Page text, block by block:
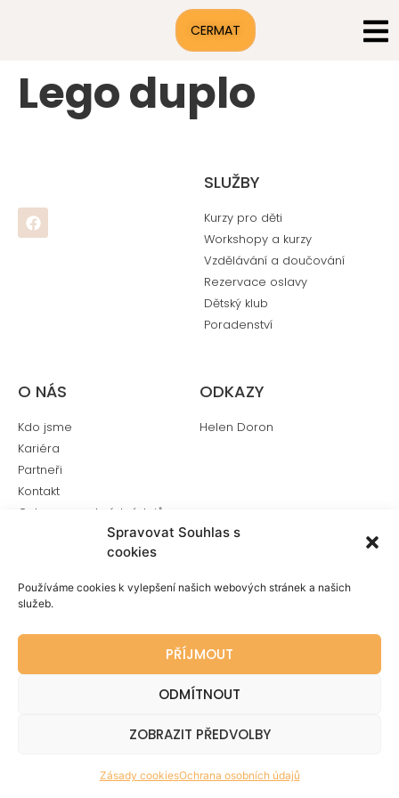
Spravovat Souhlas s
cookies
Používáme cookies k vylepšení našich webových stránek a našich
služeb.
PŘÍJMOUT
ODMÍTNOUT
ZOBRAZIT PŘEDVOLBY
Zásady cookiesOchrana osobních údajů
CERMAT
Lego duplo
SLUŽBY
Kurzy pro děti
Workshopy a kurzy
Vzdělávání a doučování
Rezervace oslavy
Dětský klub
Poradenství
O NÁS
Kdo jsme
Kariéra
Partneři
Kontakt
Ochrana osobních údajů
ODKAZY
Helen Doron